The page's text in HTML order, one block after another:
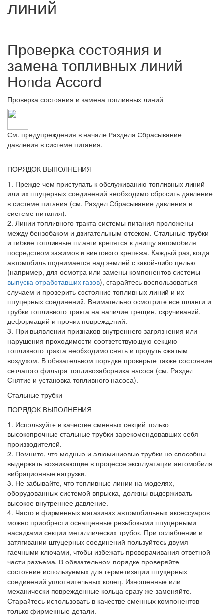
линий
Проверка состояния и
замена топливных линий
Honda Accord
Проверка состояния и замена топливных линий
См. предупреждения в начале Раздела Сбрасывание
давления в системе питания.
ПОРЯДОК ВЫПОЛНЕНИЯ
1. Прежде чем приступать к обслуживанию топливных линий
или их штуцерных соединений необходимо сбросить давление
в системе питания (см. Раздел Сбрасывание давления в
системе питания).
2. Линии топливного тракта системы питания проложены
между бензобаком и двигательным отсеком. Стальные трубки
и гибкие топливные шланги крепятся к днищу автомобиля
посредством зажимов и винтового крепежа. Каждый раз, когда
автомобиль поднимается над землей с какой-либо целью
(например, для осмотра или замены компонентов системы
выпуска отработавших газов), старайтесь воспользоваться
случаем и проверить состояние топливных линий и их
штуцерных соединений. Внимательно осмотрите все шланги и
трубки топливного тракта на наличие трещин, скручиваний,
деформаций и прочих повреждений.
3. При выявлении признаков внутреннего загрязнения или
нарушения проходимости соответствующую секцию
топливного тракта необходимо снять и продуть сжатым
воздухом. В обязательном порядке проверьте также состояние
сетчатого фильтра топливозаборника насоса (см. Раздел
Снятие и установка топливного насоса).
Стальные трубки
ПОРЯДОК ВЫПОЛНЕНИЯ
1. Используйте в качестве сменных секций только
высокопрочные стальные трубки зарекомендовавших себя
производителей.
2. Помните, что медные и алюминиевые трубки не способны
выдержать возникающие в процессе эксплуатации автомобиля
вибрационные нагрузки.
3. Не забывайте, что топливные линии на моделях,
оборудованных системой впрыска, должны выдерживать
высокое внутреннее давление.
4. Часто в фирменных магазинах автомобильных аксессуаров
можно приобрести оснащенные резьбовыми штуцерными
насадками секции металлических трубок. При ослаблении и
затягивании штуцерных соединений пользуйтесь двумя
гаечными ключами, чтобы избежать проворачивания ответной
части разъема. В обязательном порядке проверяйте
состояние используемых для герметизации штуцерных
соединений уплотнительных колец. Изношенные или
механически поврежденные кольца сразу же заменяйте.
Старайтесь использовать в качестве сменных компонентов
только фирменные детали.